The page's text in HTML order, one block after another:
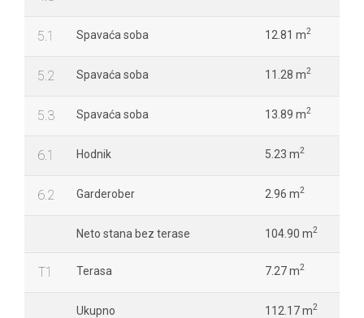
5.1 Spavaća soba 12.81 m2
5.2 Spavaća soba 11.28 m2
5.3 Spavaća soba 13.89 m2
6.1 Hodnik 5.23 m2
6.2 Garderober 2.96 m2
Neto stana bez terase 104.90 m2
T1 Terasa 7.27 m2
Ukupno 112.17 m2